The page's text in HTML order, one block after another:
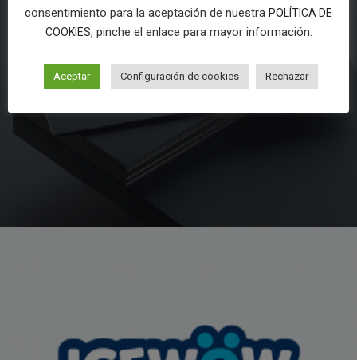
consentimiento para la aceptación de nuestra POLÍTICA DE
COOKIES, pinche el enlace para mayor información.
Aceptar Configuración de cookies Rechazar